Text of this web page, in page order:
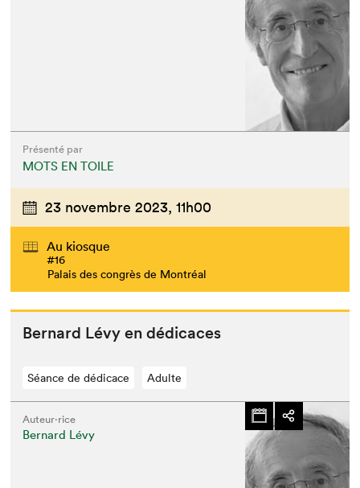
Présenté par
MOTS EN TOILE
23 novembre 2023, 11h00
Au kiosque
#16
Palais des congrès de Montréal
Bernard Lévy en dédicaces
Séance de dédicace Adulte
Auteur·rice
Bernard Lévy